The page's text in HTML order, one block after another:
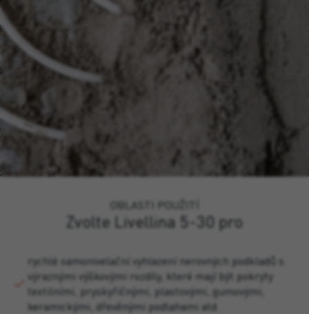
OBLASTI POUŽITÍ
Zvolte Livellina 5-30 pro
rychlé samonivelační vyhlazení nerovných podkladů s
výraznými výškovými rozdíly, které mají být pokryty
textilními, pryskyřičnými, plastovými, gumovými,
keramickými, dřevěnými podlahami atd.